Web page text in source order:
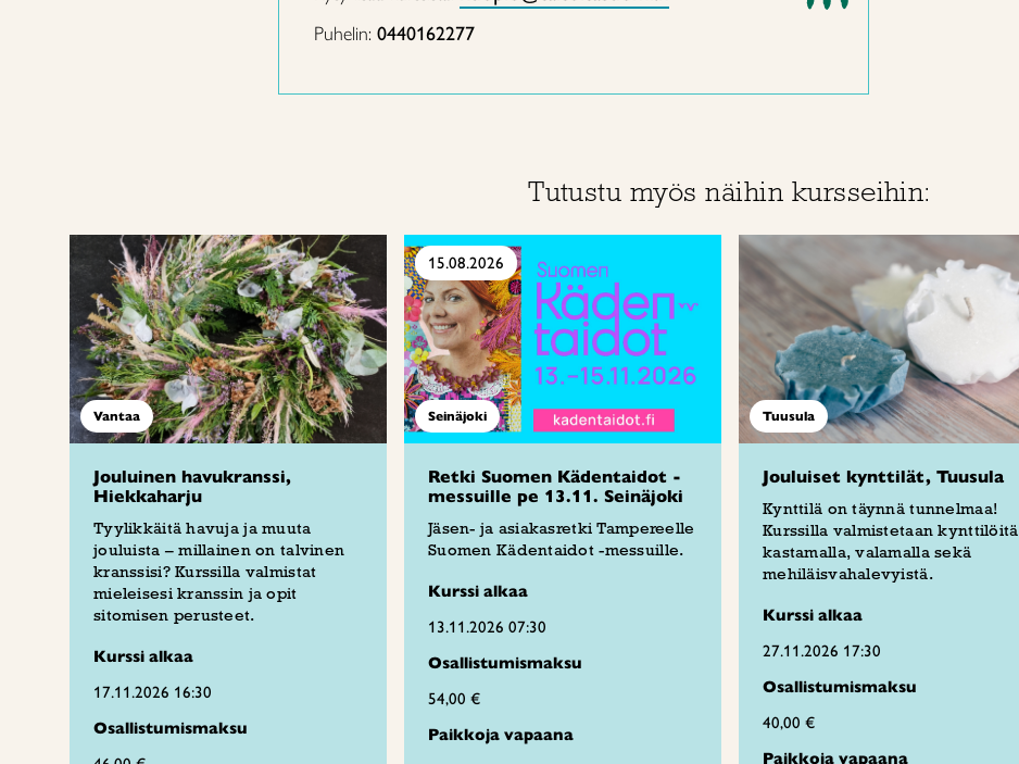
Puhelin: 0440162277
Tutustu myös näihin kursseihin:
Vantaa
Jouluinen havukranssi,
Hiekkaharju
Tyylikkäitä havuja ja muuta
jouluista – millainen on talvinen
kranssisi? Kurssilla valmistat
mieleisesi kranssin ja opit
sitomisen perusteet.
Kurssi alkaa
17.11.2026 16:30
Osallistumismaksu
15.08.2026
Seinäjoki
Retki Suomen Kädentaidot -
messuille pe 13.11. Seinäjoki
Jäsen- ja asiakasretki Tampereelle
Suomen Kädentaidot -messuille.
Kurssi alkaa
13.11.2026 07:30
Osallistumismaksu
54,00 €
Paikkoja vapaana
Tuusula
Jouluiset kynttilät, Tuusula
Kynttilä on täynnä tunnelmaa!
Kurssilla valmistetaan kynttilöitä
kastamalla, valamalla sekä
mehiläisvahalevyistä.
Kurssi alkaa
27.11.2026 17:30
Osallistumismaksu
40,00 €
Paikkoja vapaana